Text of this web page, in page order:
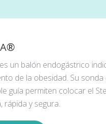
un balón endogástrico
de la obesidad. Su sonda
guía permiten colocar el
rápida y segura.